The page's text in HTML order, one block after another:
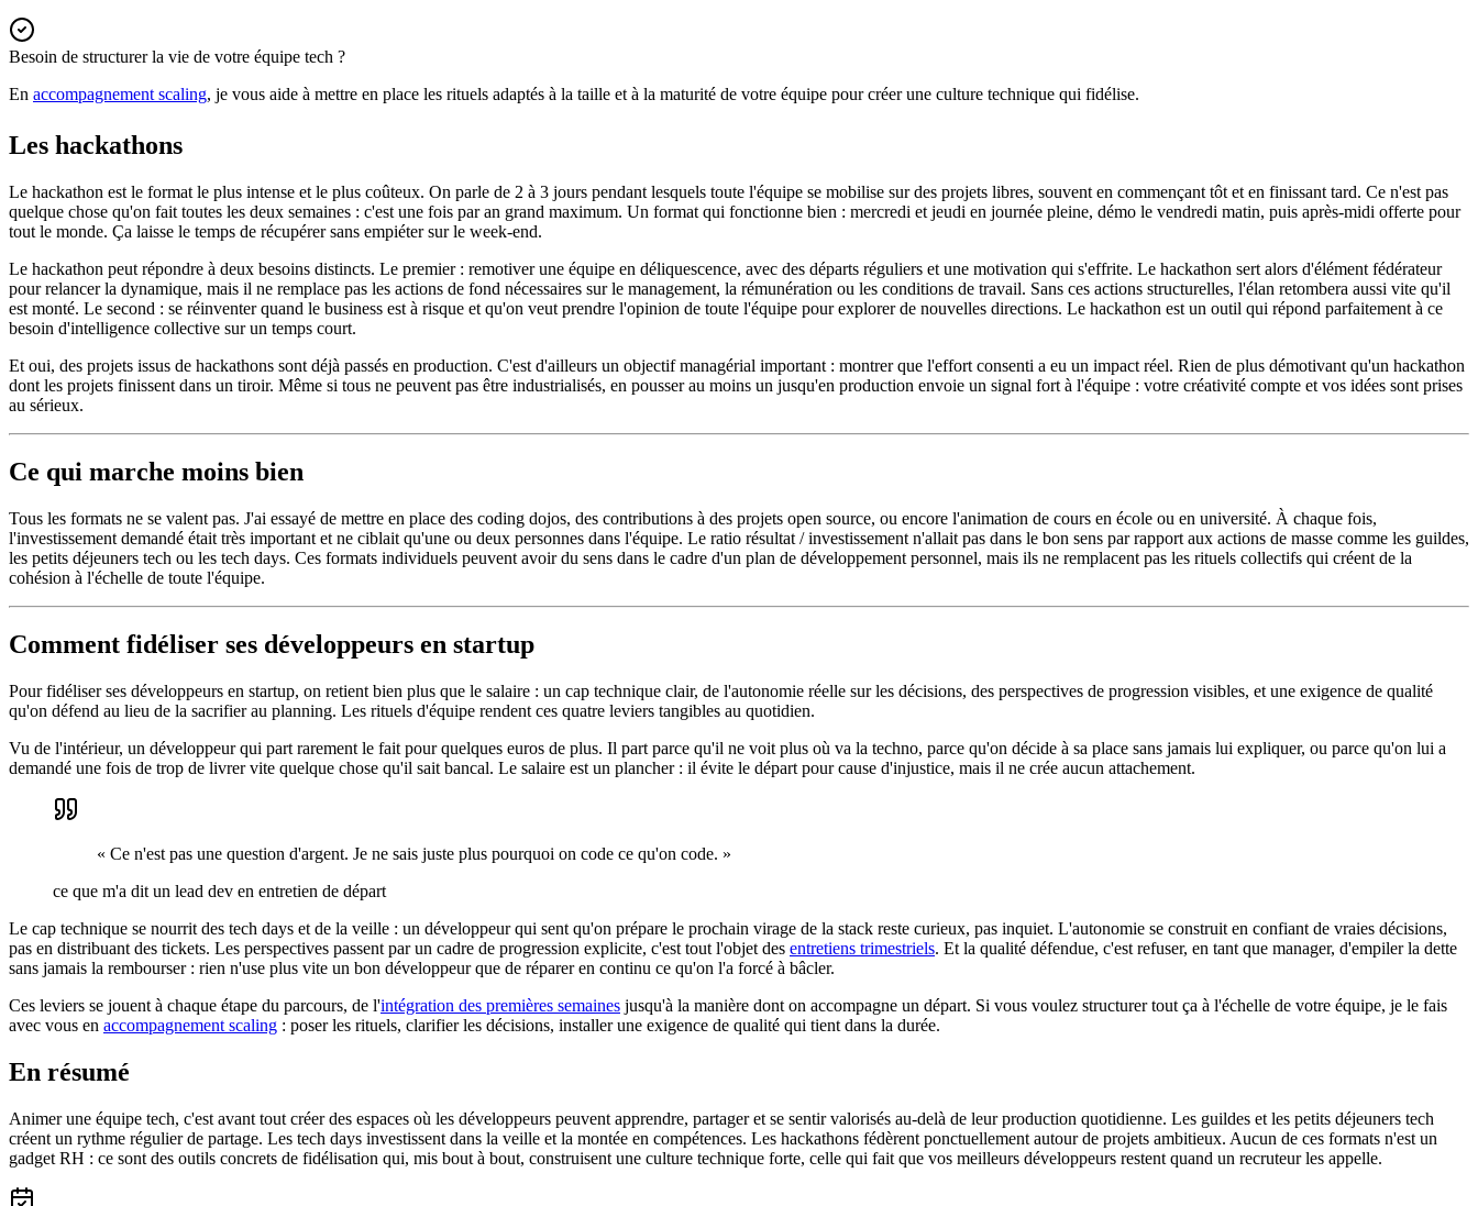
Besoin de structurer la vie de votre équipe tech ?
En accompagnement scaling, je vous aide à mettre en place les rituels adaptés à la taille et à la maturité de votre équipe pour créer une culture technique qui fidélise.
Les hackathons
Le hackathon est le format le plus intense et le plus coûteux. On parle de 2 à 3 jours pendant lesquels toute l'équipe se mobilise sur des projets libres, souvent en commençant tôt et en finissant tard. Ce n'est pas
quelque chose qu'on fait toutes les deux semaines : c'est une fois par an grand maximum. Un format qui fonctionne bien : mercredi et jeudi en journée pleine, démo le vendredi matin, puis après-midi offerte pour
tout le monde. Ça laisse le temps de récupérer sans empiéter sur le week-end.
Le hackathon peut répondre à deux besoins distincts. Le premier : remotiver une équipe en déliquescence, avec des départs réguliers et une motivation qui s'effrite. Le hackathon sert alors d'élément fédérateur
pour relancer la dynamique, mais il ne remplace pas les actions de fond nécessaires sur le management, la rémunération ou les conditions de travail. Sans ces actions structurelles, l'élan retombera aussi vite qu'il
est monté. Le second : se réinventer quand le business est à risque et qu'on veut prendre l'opinion de toute l'équipe pour explorer de nouvelles directions. Le hackathon est un outil qui répond parfaitement à ce
besoin d'intelligence collective sur un temps court.
Et oui, des projets issus de hackathons sont déjà passés en production. C'est d'ailleurs un objectif managérial important : montrer que l'effort consenti a eu un impact réel. Rien de plus démotivant qu'un hackathon
dont les projets finissent dans un tiroir. Même si tous ne peuvent pas être industrialisés, en pousser au moins un jusqu'en production envoie un signal fort à l'équipe : votre créativité compte et vos idées sont prises
au sérieux.
Ce qui marche moins bien
Tous les formats ne se valent pas. J'ai essayé de mettre en place des coding dojos, des contributions à des projets open source, ou encore l'animation de cours en école ou en université. À chaque fois,
l'investissement demandé était très important et ne ciblait qu'une ou deux personnes dans l'équipe. Le ratio résultat / investissement n'allait pas dans le bon sens par rapport aux actions de masse comme les guildes,
les petits déjeuners tech ou les tech days. Ces formats individuels peuvent avoir du sens dans le cadre d'un plan de développement personnel, mais ils ne remplacent pas les rituels collectifs qui créent de la
cohésion à l'échelle de toute l'équipe.
Comment fidéliser ses développeurs en startup
Pour fidéliser ses développeurs en startup, on retient bien plus que le salaire : un cap technique clair, de l'autonomie réelle sur les décisions, des perspectives de progression visibles, et une exigence de qualité
qu'on défend au lieu de la sacrifier au planning. Les rituels d'équipe rendent ces quatre leviers tangibles au quotidien.
Vu de l'intérieur, un développeur qui part rarement le fait pour quelques euros de plus. Il part parce qu'il ne voit plus où va la techno, parce qu'on décide à sa place sans jamais lui expliquer, ou parce qu'on lui a
demandé une fois de trop de livrer vite quelque chose qu'il sait bancal. Le salaire est un plancher : il évite le départ pour cause d'injustice, mais il ne crée aucun attachement.
« Ce n'est pas une question d'argent. Je ne sais juste plus pourquoi on code ce qu'on code. »
ce que m'a dit un lead dev en entretien de départ
Le cap technique se nourrit des tech days et de la veille : un développeur qui sent qu'on prépare le prochain virage de la stack reste curieux, pas inquiet. L'autonomie se construit en confiant de vraies décisions,
pas en distribuant des tickets. Les perspectives passent par un cadre de progression explicite, c'est tout l'objet des entretiens trimestriels. Et la qualité défendue, c'est refuser, en tant que manager, d'empiler la dette
sans jamais la rembourser : rien n'use plus vite un bon développeur que de réparer en continu ce qu'on l'a forcé à bâcler.
Ces leviers se jouent à chaque étape du parcours, de l'intégration des premières semaines jusqu'à la manière dont on accompagne un départ. Si vous voulez structurer tout ça à l'échelle de votre équipe, je le fais
avec vous en accompagnement scaling : poser les rituels, clarifier les décisions, installer une exigence de qualité qui tient dans la durée.
En résumé
Animer une équipe tech, c'est avant tout créer des espaces où les développeurs peuvent apprendre, partager et se sentir valorisés au-delà de leur production quotidienne. Les guildes et les petits déjeuners tech
créent un rythme régulier de partage. Les tech days investissent dans la veille et la montée en compétences. Les hackathons fédèrent ponctuellement autour de projets ambitieux. Aucun de ces formats n'est un
gadget RH : ce sont des outils concrets de fidélisation qui, mis bout à bout, construisent une culture technique forte, celle qui fait que vos meilleurs développeurs restent quand un recruteur les appelle.